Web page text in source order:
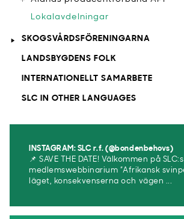
Lokalavdelningar
SKOGSVÅRDSFÖRENINGARNA
LANDSBYGDENS FOLK
INTERNATIONELLT SAMARBETE
SLC IN OTHER LANGUAGES
INSTAGRAM: SLC r.f. (@bondenbehovs)
📌 SAVE THE DATE! Välkommen på SLC:s
medlemswebbinarium ”Afrikansk
läget, konsekvenserna och vägen ...